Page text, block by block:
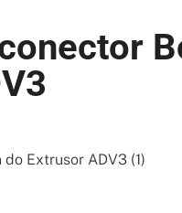
Extrusor ADV3 (1)